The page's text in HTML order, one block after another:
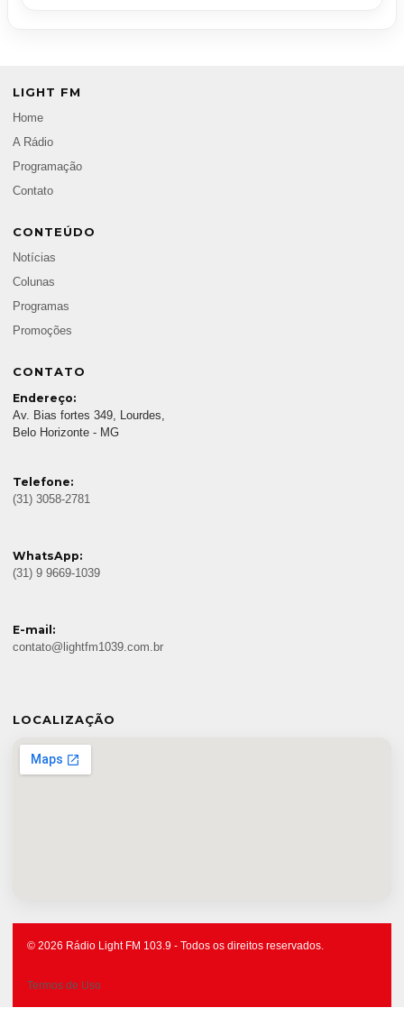
LIGHT FM
Home
A Rádio
Programação
Contato
CONTEÚDO
Notícias
Colunas
Programas
Promoções
CONTATO
Endereço:
Av. Bias fortes 349, Lourdes,
Belo Horizonte - MG
Telefone:
(31) 3058-2781
WhatsApp:
(31) 9 9669-1039
E-mail:
contato@lightfm1039.com.br
LOCALIZAÇÃO
© 2026 Rádio Light FM 103.9 - Todos os direitos reservados.
Termos de Uso